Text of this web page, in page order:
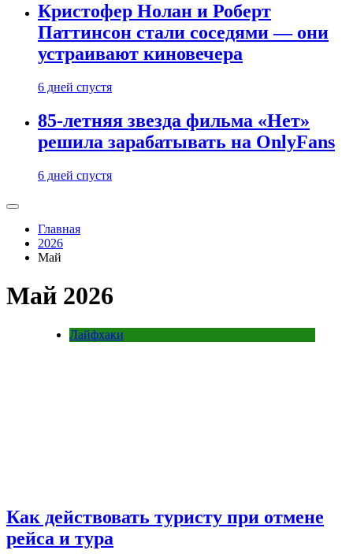
Кристофер Нолан и Роберт
Паттинсон стали соседями — они
устраивают киновечера
6 дней спустя
85-летняя звезда фильма «Нет»
решила зарабатывать на OnlyFans
6 дней спустя
Главная
2026
Май
Май 2026
Лайфхаки
Как действовать туристу при отмене
рейса и тура